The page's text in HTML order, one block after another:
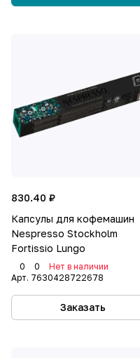
830.40 ₽
Капсулы для кофемашин
Nespresso Stockholm
Fortissio Lungo
0 0
Нет в наличии
Арт. 7630428722678
Заказать